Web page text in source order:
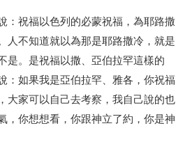
：祝福以色列的必蒙祝福，為耶路撒
人不知道就以為那是耶路撒冷，就是
是。是祝福以撒、亞伯拉罕這樣的
：如果我是亞伯拉罕、雅各，你祝福
大家可以自己去考察，我自己說的也
，你想想看，你跟神立了約，你是神